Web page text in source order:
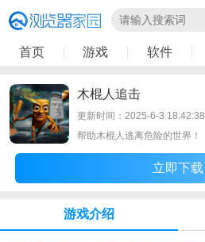
首页 游戏 软件
木棍人追击
更新时间：2025-6-3 18:42:38
帮助木棍人逃离危险的世界！
立即下载
游戏介绍